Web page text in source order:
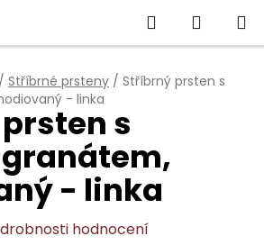
Hledat
KOŠÍK
/ Stříbrné prsteny / Stříbrný prsten s
- linka
s
- linka
hodnocení